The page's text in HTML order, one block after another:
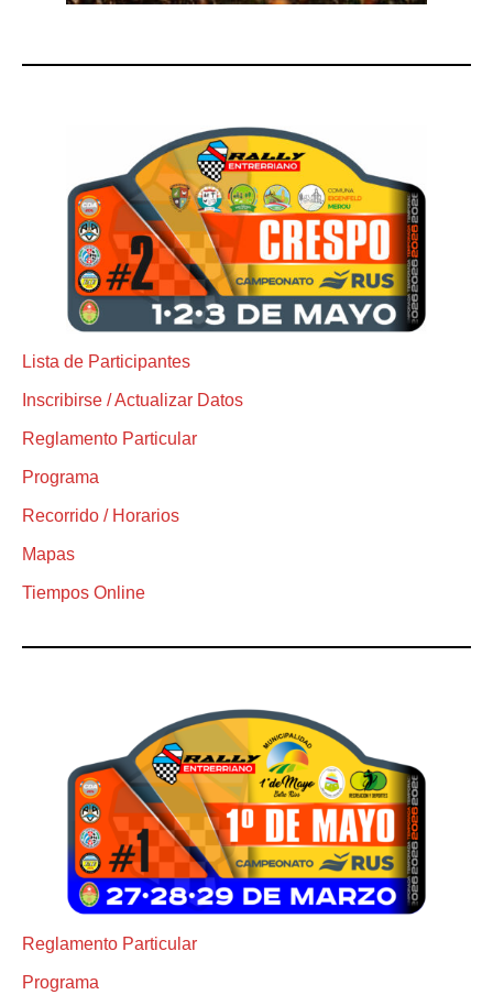
Lista de Participantes
Inscribirse / Actualizar Datos
Reglamento Particular
Programa
Recorrido / Horarios
Mapas
Tiempos Online
Reglamento Particular
Programa